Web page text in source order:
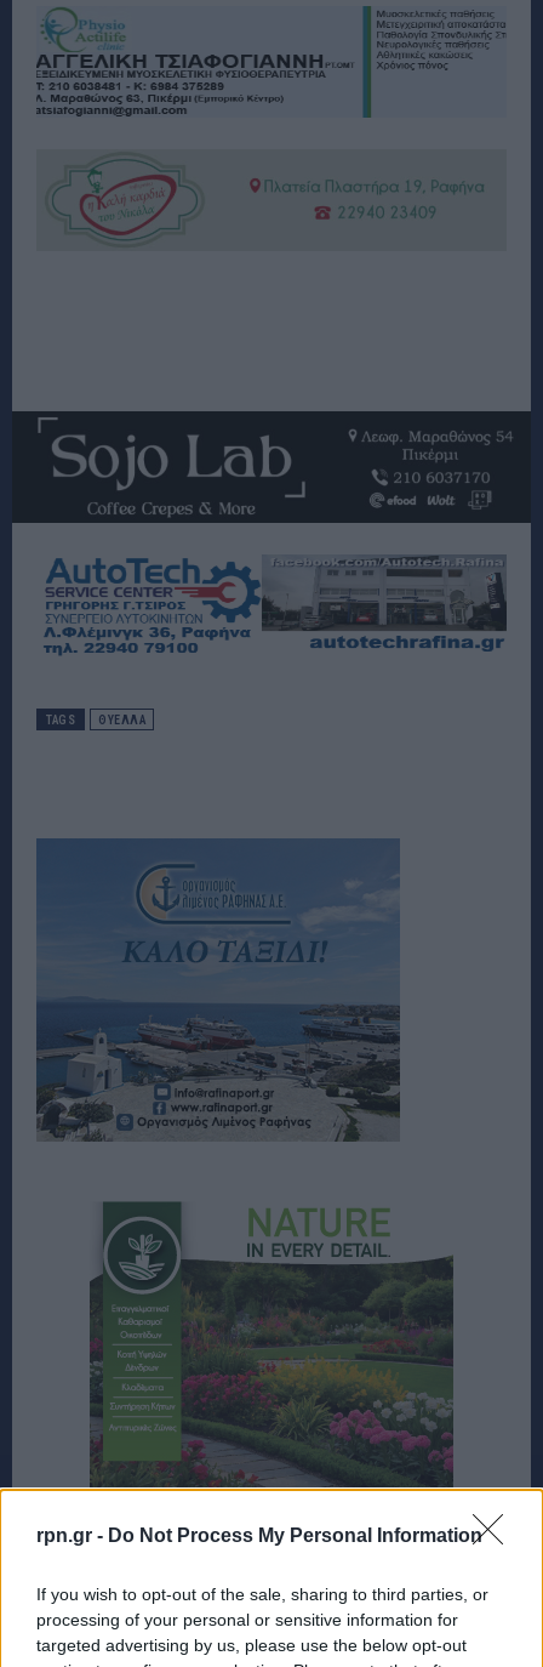
rpn.gr - Do Not Process My Personal Information
If you wish to opt-out of the sale, sharing to third parties, or
processing of your personal or sensitive information for
targeted advertising by us, please use the below opt-out
TAGS ΘΎΕΛΛΑ